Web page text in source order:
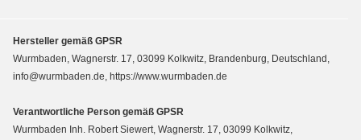
Hersteller gemäß GPSR
Wurmbaden, Wagnerstr. 17, 03099 Kolkwitz, Brandenburg, Deutschland,
info@wurmbaden.de, https://www.wurmbaden.de
Verantwortliche Person gemäß GPSR
Wurmbaden Inh. Robert Siewert, Wagnerstr. 17, 03099 Kolkwitz,